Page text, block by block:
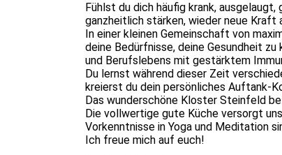
Fühlst du dich häufig krank,
ganzheitlich stärken, wieder neue Kraft
In einer kleinen Gemeinschaft von
deine Bedürfnisse, deine Gesundheit
und Berufslebens mit gestärktem
Du lernst während dieser Zeit
kreierst du dein persönliches Auftank-
Das wunderschöne Kloster Steinfeld
Die vollwertige gute Küche versorgt
Vorkenntnisse in Yoga und Meditation
Ich freue mich auf euch!